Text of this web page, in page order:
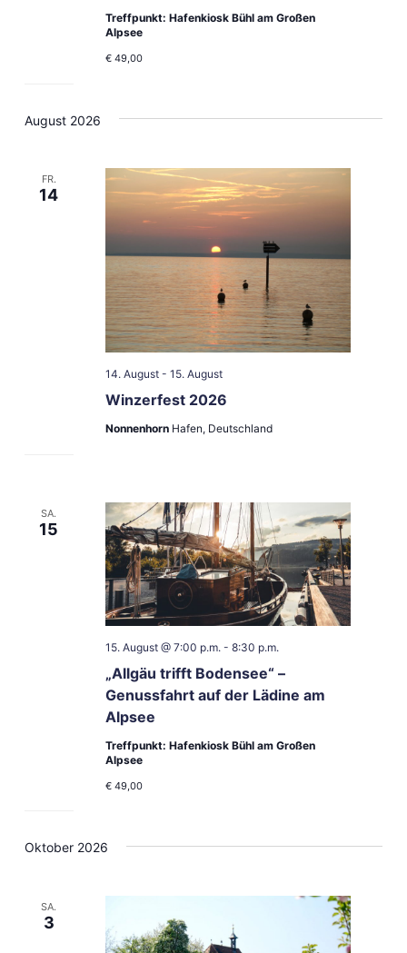
Treffpunkt: Hafenkiosk Bühl am Großen
Alpsee
€ 49,00
August 2026
FR.
14
Winzerfest 2026
14. August- 15. August
Nonnenhorn Hafen, Deutschland
SA.
15
„Allgäu trifft Bodensee“ –
Genussfahrt auf der Lädine am
Alpsee
15. August @ 7:00 p.m. - 8:30 p.m.
Treffpunkt: Hafenkiosk Bühl am Großen
Alpsee
€ 49,00
Oktober 2026
SA.
3